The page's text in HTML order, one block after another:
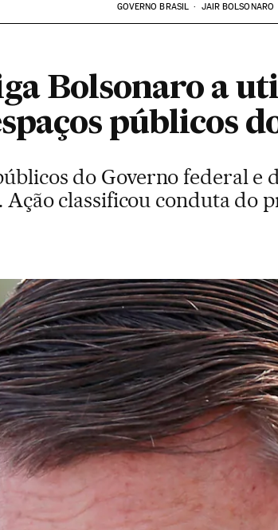
GOVERNO BRASIL JAIR BOLSONARO
Bolsonaro a
públicos
do Governo federal e
Ação classificou conduta do